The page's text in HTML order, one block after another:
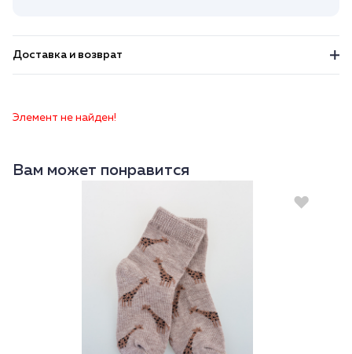
Доставка и возврат
Элемент не найден!
Вам может понравится